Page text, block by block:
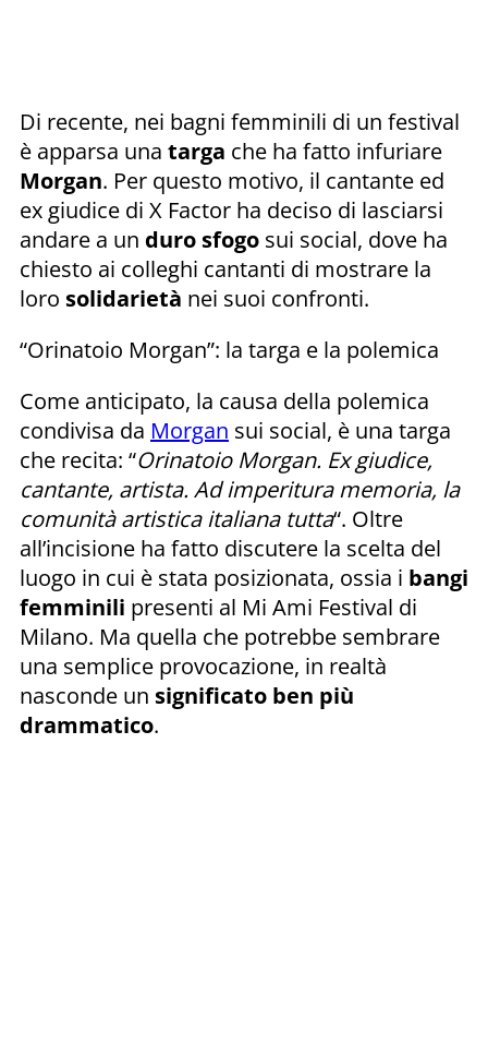
Di recente, nei bagni femminili di un festival
è apparsa una targa che ha fatto infuriare
Morgan. Per questo motivo, il cantante ed
ex giudice di X Factor ha deciso di lasciarsi
andare a un duro sfogo sui social, dove ha
chiesto ai colleghi cantanti di mostrare la
loro solidarietà nei suoi confronti.
“Orinatoio Morgan”: la targa e la polemica
Come anticipato, la causa della polemica
condivisa da Morgan sui social, è una targa
che recita: “Orinatoio Morgan. Ex giudice,
cantante, artista. Ad imperitura memoria, la
comunità artistica italiana tutta“. Oltre
all’incisione ha fatto discutere la scelta del
luogo in cui è stata posizionata, ossia i bangi
femminili presenti al Mi Ami Festival di
Milano. Ma quella che potrebbe sembrare
una semplice provocazione, in realtà
nasconde un significato ben più
drammatico.